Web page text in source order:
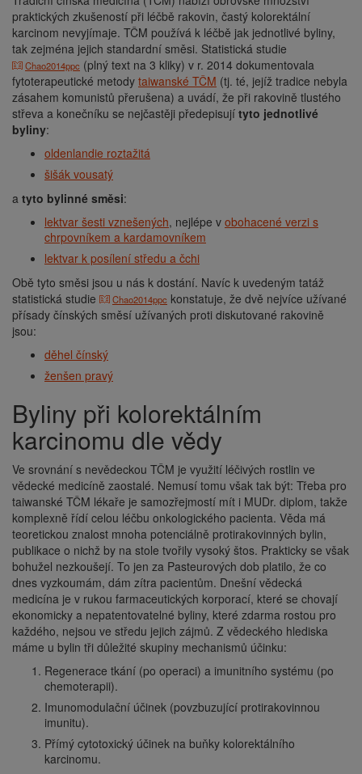
praktických zkušeností při léčbě rakovin, častý kolorektální
karcinom nevyjímaje. TČM používá k léčbě jak jednotlivé byliny,
tak zejména jejich standardní směsi. Statistická studie
Chao2014ppc (plný text na 3 kliky) v r. 2014 dokumentovala
fytoterapeutické metody taiwanské TČM (tj. té, jejíž tradice nebyla
zásahem komunistů přerušena) a uvádí, že při rakovině tlustého
střeva a konečníku se nejčastěji předepisují tyto jednotlivé
byliny:
oldenlandie roztažitá
šišák vousatý
a tyto bylinné směsi:
lektvar šesti vznešených, nejlépe v obohacené verzi s
chrpovníkem a kardamovníkem
lektvar k posílení středu a čchi
Obě tyto směsi jsou u nás k dostání. Navíc k uvedeným tatáž
statistická studie
Chao2014ppc konstatuje, že dvě nejvíce užívané
přísady čínských směsí užívaných proti diskutované rakovině
jsou:
děhel čínský
ženšen pravý
Byliny při kolorektálním
karcinomu dle vědy
Ve srovnání s nevědeckou TČM je využití léčivých rostlin ve
vědecké medicíně zaostalé. Nemusí tomu však tak být: Třeba pro
taiwanské TČM lékaře je samozřejmostí mít i MUDr. diplom, takže
komplexně řídí celou léčbu onkologického pacienta. Věda má
teoretickou znalost mnoha potenciálně protirakovinných bylin,
publikace o nichž by na stole tvořily vysoký štos. Prakticky se však
bohužel nezkoušejí. To jen za Pasteurových dob platilo, že co
dnes vyzkoumám, dám zítra pacientům. Dnešní vědecká
medicína je v rukou farmaceutických korporací, které se chovají
ekonomicky a nepatentovatelné byliny, které zdarma rostou pro
každého, nejsou ve středu jejich zájmů. Z vědeckého hlediska
máme u bylin tři důležité skupiny mechanismů účinku:
Regenerace tkání (po operaci) a imunitního systému (po
chemoterapii).
Imunomodulační účinek (povzbuzující protirakovinnou
imunitu).
Přímý cytotoxický účinek na buňky kolorektálního
karcinomu.